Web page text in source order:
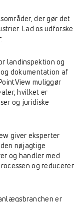
der gør det
Lad os udforske
landinspektion og
dokumentation af
muliggør
hvilket er
og juridiske
giver eksperter
nøjagtige
og handler med
og reducerer
er